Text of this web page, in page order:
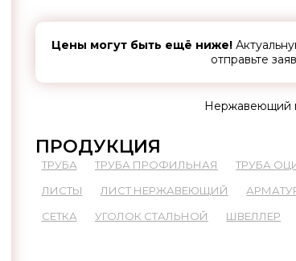
Цены могут быть ещё ниже!
отправьте
Нержавеющий
ПРОДУКЦИЯ
ТРУБА ТРУБА ПРОФИЛЬНАЯ ТРУБА
ЛИСТЫ
ЛИСТ НЕРЖАВЕЮЩИЙ
СЕТКА
УГОЛОК СТАЛЬНОЙ ШВЕЛЛЕР